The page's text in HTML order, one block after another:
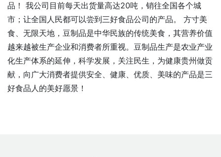
品！ 我公司目前每天出货量高达20吨，销往全国各个城
市；让全国人民都可以尝到三好食品公司的产品。 方寸美
食、无限天地，豆制品是中华民族的传统美食，其营养价值
越来越被生产企业和消费者所重视。豆制品生产是农业产业
化生产体系的延伸，科学发展，关注民生，为健康贵州做贡
献，向广大消费者提供安全、健康、优质、美味的产品是三
好食品人的美好愿景！